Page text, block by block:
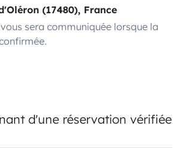
(17480), France
sera communiquée lorsque la
d'une réservation vérifiée